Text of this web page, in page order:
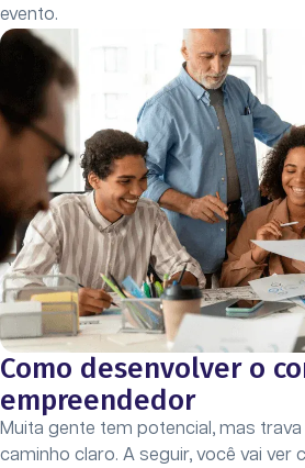
evento.
Como desenvolver o
empreendedor
Muita gente tem potencial, mas
caminho claro. A seguir, você vai ver